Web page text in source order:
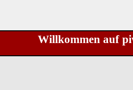
Willkommen auf